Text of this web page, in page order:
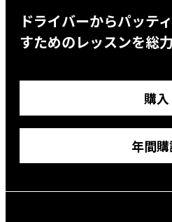
ドライバーからパッテ
すためのレッスンを総
購入
年間